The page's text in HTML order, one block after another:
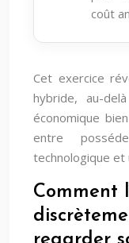
coût
Cet exercice
hybride, au-
économique
entre
technologique et
Comment